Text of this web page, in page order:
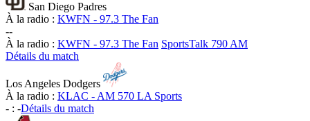
San Diego Padres
À la radio : KWFN - 97.3 The Fan
--
À la radio : KWFN - 97.3 The Fan SportsTalk 790 AM
Détails du match
Los Angeles Dodgers
À la radio : KLAC - AM 570 LA Sports
- : -Détails du match